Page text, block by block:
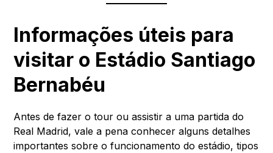
Informações úteis para
visitar o Estádio Santiago
Bernabéu
Antes de fazer o tour ou assistir a uma partida do
Real Madrid, vale a pena conhecer alguns detalhes
importantes sobre o funcionamento do estádio, tipos